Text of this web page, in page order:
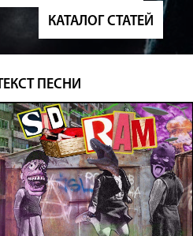
КАТАЛОГ СТАТЕЙ
ПЕСНИ